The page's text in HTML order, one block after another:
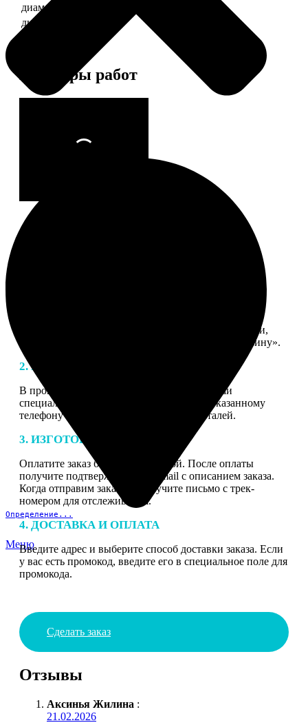
Определение...
Меню
диаметр 37 мм
диаметр 56 мм
Примеры работ
Нажмите «Сделать заказ», выберите тип продукции,
загрузите фотографии, нажмите «Добавить в корзину».
2. МАКЕТ
В процессе подготовки заказа к печати наши
специалисты могут связаться с Вами по указанному
телефону или email для согласования деталей.
3. ИЗГОТОВЛЕНИЕ
Оплатите заказ банковской картой. После оплаты
получите подтверждение на email с описанием заказа.
Когда отправим заказ вы получите письмо с трек-
номером для отслеживания.
4. ДОСТАВКА И ОПЛАТА
Введите адрес и выберите способ доставки заказа. Если
у вас есть промокод, введите его в специальное поле для
промокода.
Сделать заказ
Отзывы
Аксинья Жилина :
21.02.2026